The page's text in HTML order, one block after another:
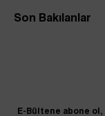
Son Bakılanlar
E-Bültene abone